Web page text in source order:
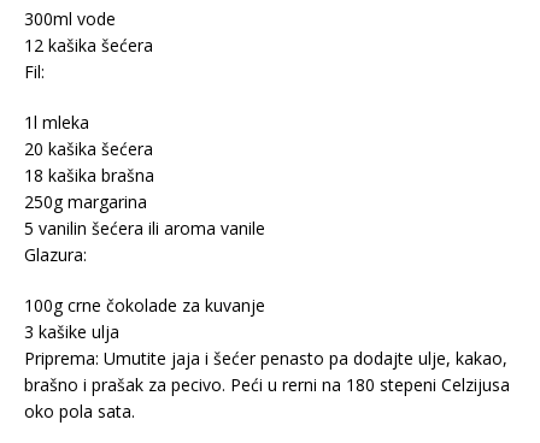
300ml vode
12 kašika šećera
Fil:
1l mleka
20 kašika šećera
18 kašika brašna
250g margarina
5 vanilin šećera ili aroma vanile
Glazura:
100g crne čokolade za kuvanje
3 kašike ulja
Priprema: Umutite jaja i šećer penasto pa dodajte ulje, kakao,
brašno i prašak za pecivo. Peći u rerni na 180 stepeni Celzijusa
oko pola sata.